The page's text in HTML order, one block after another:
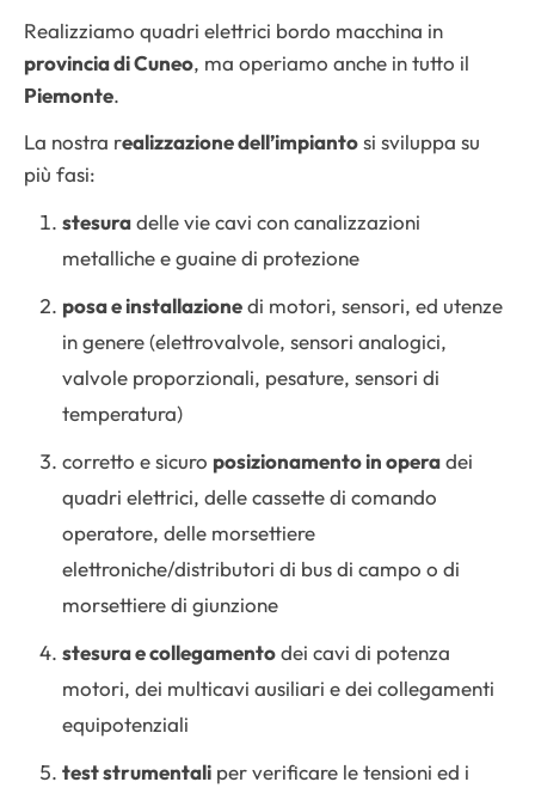
Realizziamo quadri elettrici bordo macchina in
provincia di Cuneo, ma operiamo anche in tutto il
Piemonte.
La nostra realizzazione dell’impiantosi sviluppa su
più fasi:
stesuradelle vie cavi con canalizzazioni
metalliche e guaine di protezione
posa e installazionedi motori, sensori, ed utenze
in genere (elettrovalvole, sensori analogici,
valvole proporzionali, pesature, sensori di
temperatura)
corretto e sicuro posizionamento in operadei
quadri elettrici, delle cassette di comando
operatore, delle morsettiere
elettroniche/distributori di bus di campo o di
morsettiere di giunzione
stesura e collegamentodei cavi di potenza
motori, dei multicavi ausiliari e dei collegamenti
equipotenziali
test strumentali per verificare le tensioni ed i